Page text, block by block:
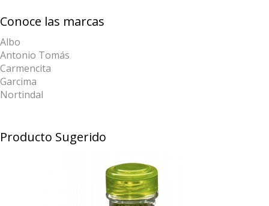
Conoce las marcas
Albo
Antonio Tomás
Carmencita
Garcima
Nortindal
Producto Sugerido